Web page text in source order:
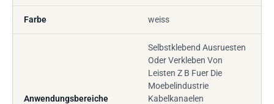
Farbe weiss
Anwendungsbereiche
Selbstklebend Ausruesten
Oder Verkleben Von
Leisten Z B Fuer Die
Moebelindustrie
Kabelkanaelen